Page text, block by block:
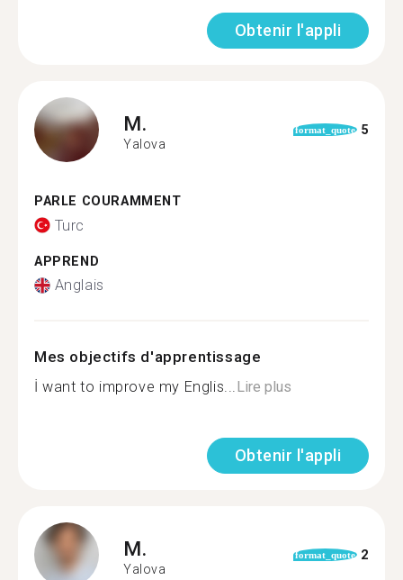
Obtenir l'appli
M.
Yalova
format_quote 5
PARLE COURAMMENT
Turc
APPREND
Anglais
Mes objectifs d'apprentissage
İ want to improve my Englis...Lire plus
Obtenir l'appli
M.
Yalova
format_quote 2